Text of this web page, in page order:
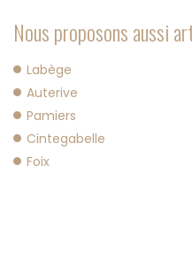
Nous proposons aussi
Labège
Auterive
Pamiers
Cintegabelle
Foix